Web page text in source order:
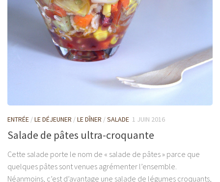
ENTRÉE /LE DÉJEUNER /LE DÎNER /SALADE 1 JUIN 2016
Salade de pâtes ultra-croquante
Cette salade porte le nom de « salade de pâtes » parce que
quelques pâtes sont venues agrémenter l’ensemble.
Néanmoins, c’est d’avantage une salade de légumes croquants,